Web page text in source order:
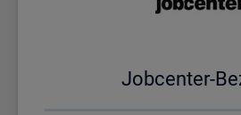
Job­cen­ter-